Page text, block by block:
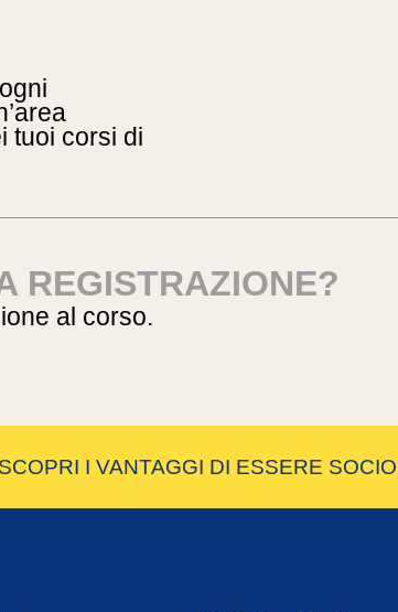
tuoi corsi di
REGISTRAZIONE?
al corso.
SCOPRI I VANTAGGI DI ESSERE SOCIO